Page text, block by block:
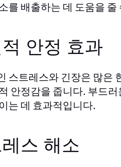
를 배출하는 데 도움을 줄
안정 효과
스트레스와 긴장은 많은
안정감을 줍니다. 부드
는 데 효과적입니다.
스 해소